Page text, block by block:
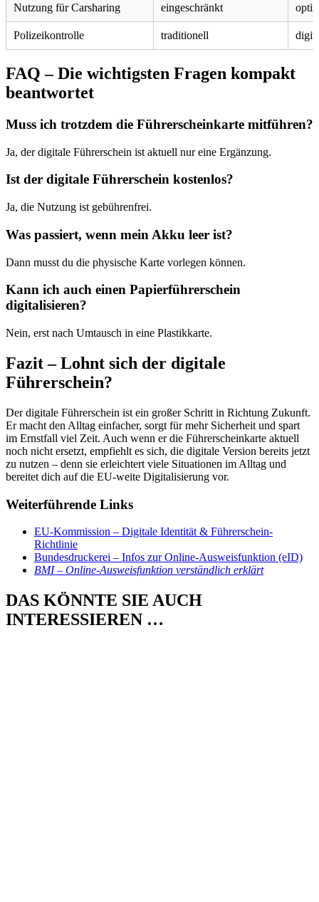
Nutzung für Carsharing eingeschränkt
Polizeikontrolle traditionell
FAQ – Die wichtigsten Fragen kompakt
beantwortet
Muss ich trotzdem die Führerscheinkarte mitführen?
Ja, der digitale Führerschein ist aktuell nur eine Ergänzung.
Ist der digitale Führerschein kostenlos?
Ja, die Nutzung ist gebührenfrei.
Was passiert, wenn mein Akku leer ist?
Dann musst du die physische Karte vorlegen können.
Kann ich auch einen Papierführerschein
digitalisieren?
Nein, erst nach Umtausch in eine Plastikkarte.
Fazit – Lohnt sich der digitale
Führerschein?
Der digitale Führerschein ist ein großer Schritt in Richtung Zukunft.
Er macht den Alltag einfacher, sorgt für mehr Sicherheit und spart
im Ernstfall viel Zeit. Auch wenn er die Führerscheinkarte aktuell
noch nicht ersetzt, empfiehlt es sich, die digitale Version bereits jetzt
zu nutzen – denn sie erleichtert viele Situationen im Alltag und
bereitet dich auf die EU-weite Digitalisierung vor.
Weiterführende Links
EU-Kommission – Digitale Identität & Führerschein-
Richtlinie
Bundesdruckerei – Infos zur Online-Ausweisfunktion (eID)
BMI – Online-Ausweisfunktion verständlich erklärt
DAS KÖNNTE SIE AUCH
INTERESSIEREN …